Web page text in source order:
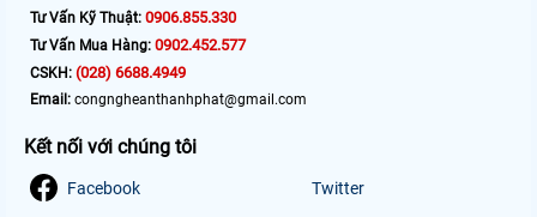
Tư Vấn Kỹ Thuật: 0906.855.330
Tư Vấn Mua Hàng: 0902.452.577
CSKH: (028) 6688.4949
Email: congngheanthanhphat@gmail.com
Kết nối với chúng tôi
Facebook Twitter